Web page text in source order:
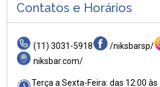
Contatos e Horários
(11) 3031-5918 /niksbarsp/
niksbar.com/
Terça a Sexta-Feira: das 12:00